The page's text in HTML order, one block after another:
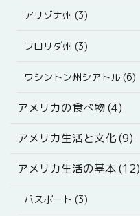
アリゾナ州 (3)
フロリダ州 (3)
ワシントン州シアトル (6)
アメリカの食べ物 (4)
アメリカ生活と文化 (9)
アメリカ生活の基本 (12)
パスポート (3)